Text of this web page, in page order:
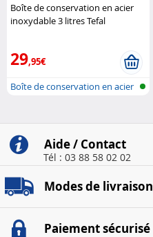
Boîte de conservation en acier
inoxydable 3 litres Tefal
29,95€
Boîte de conservation en acier
Aide / Contact
Tél : 03 88 58 02 02
Modes de livraison
Paiement sécurisé